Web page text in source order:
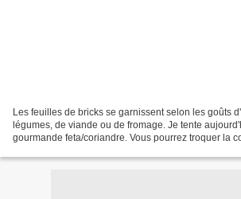
Les feuilles de bricks se garnissent selon les goûts
légumes, de viande ou de fromage. Je tente
gourmande feta/coriandre. Vous pourrez troquer la